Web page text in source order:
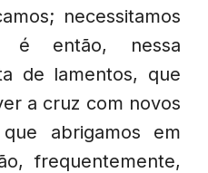
necessitamos
é então, nessa
de lamentos, que
a cruz com novos
abrigamos em
frequentemente,